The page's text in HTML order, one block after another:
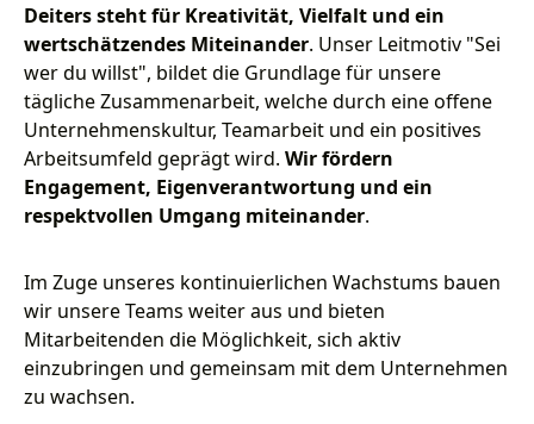
Deiters steht für Kreativität, Vielfalt und ein
wertschätzendes Miteinander. Unser Leitmotiv "Sei
wer du willst", bildet die Grundlage für unsere
tägliche Zusammenarbeit, welche durch eine offene
Unternehmenskultur, Teamarbeit und ein positives
Arbeitsumfeld geprägt wird. Wir fördern
Engagement, Eigenverantwortung und ein
respektvollen Umgang miteinander.
Im Zuge unseres kontinuierlichen Wachstums bauen
wir unsere Teams weiter aus und bieten
Mitarbeitenden die Möglichkeit, sich aktiv
einzubringen und gemeinsam mit dem Unternehmen
zu wachsen.